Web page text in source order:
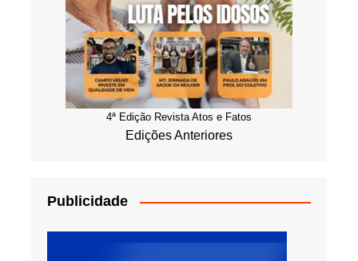
4ª Edição Revista Atos e Fatos
Edições Anteriores
Publicidade